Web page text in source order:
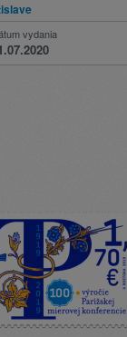
vydania